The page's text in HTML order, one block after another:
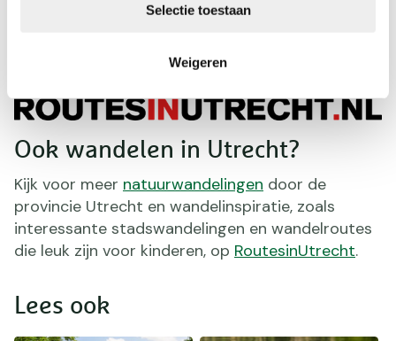
Selectie toestaan
Weigeren
eveneens een enkelvoudige route die voert vanuit
kilometer is het wel stevig doorstappen.
Ook wandelen in Utrecht?
Kijk voor meer natuurwandelingen door de
provincie Utrecht en wandelinspiratie, zoals
interessante stadswandelingen en wandelroutes
die leuk zijn voor kinderen, op RoutesinUtrecht.
Lees ook